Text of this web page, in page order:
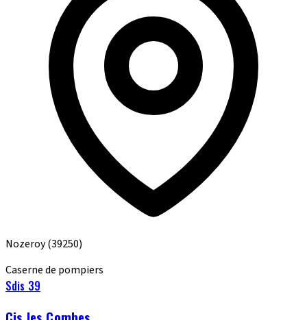
Nozeroy(39250)
Caserne de pompiers
Sdis 39